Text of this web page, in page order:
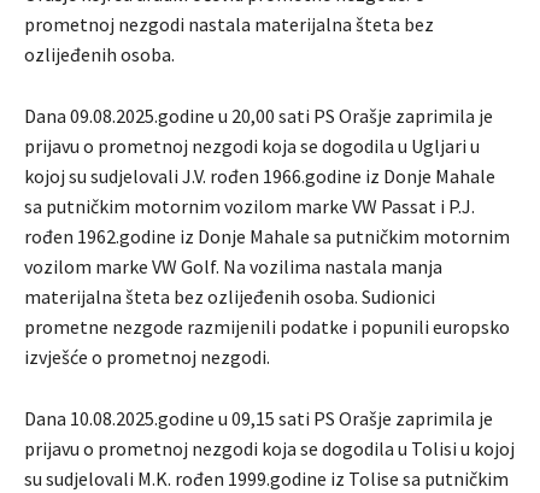
prometnoj nezgodi nastala materijalna šteta bez
ozlijeđenih osoba.
Dana 09.08.2025.godine u 20,00 sati PS Orašje zaprimila je
prijavu o prometnoj nezgodi koja se dogodila u Ugljari u
kojoj su sudjelovali J.V. rođen 1966.godine iz Donje Mahale
sa putničkim motornim vozilom marke VW Passat i P.J.
rođen 1962.godine iz Donje Mahale sa putničkim motornim
vozilom marke VW Golf. Na vozilima nastala manja
materijalna šteta bez ozlijeđenih osoba. Sudionici
prometne nezgode razmijenili podatke i popunili europsko
izvješće o prometnoj nezgodi.
Dana 10.08.2025.godine u 09,15 sati PS Orašje zaprimila je
prijavu o prometnoj nezgodi koja se dogodila u Tolisi u kojoj
su sudjelovali M.K. rođen 1999.godine iz Tolise sa putničkim